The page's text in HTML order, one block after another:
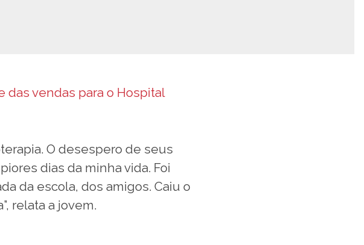
das vendas para o Hospital
O desespero de seus
dias da minha vida. Foi
da escola, dos amigos. Caiu o
relata a jovem.